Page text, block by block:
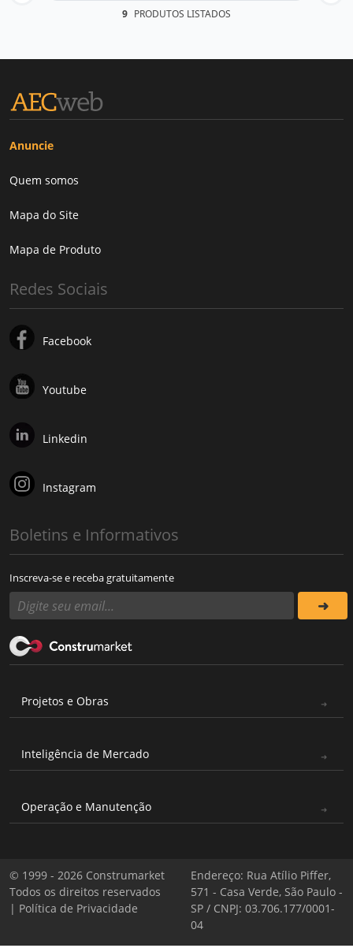
9 PRODUTOS LISTADOS
Anuncie
Quem somos
Mapa do Site
Mapa de Produto
Redes Sociais
Facebook
Youtube
Linkedin
Instagram
Boletins e Informativos
Inscreva-se e receba gratuitamente
Projetos e Obras
Inteligência de Mercado
Operação e Manutenção
© 1999 - 2026 Construmarket
Todos os direitos reservados
| Política de Privacidade
Endereço: Rua Atílio Piffer,
571 - Casa Verde, São Paulo -
SP / CNPJ: 03.706.177/0001-
04